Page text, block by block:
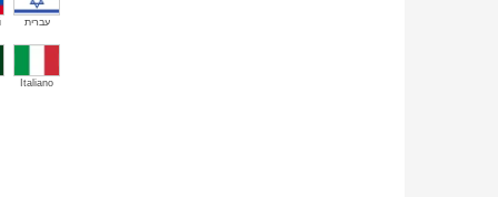
עברית
Italiano